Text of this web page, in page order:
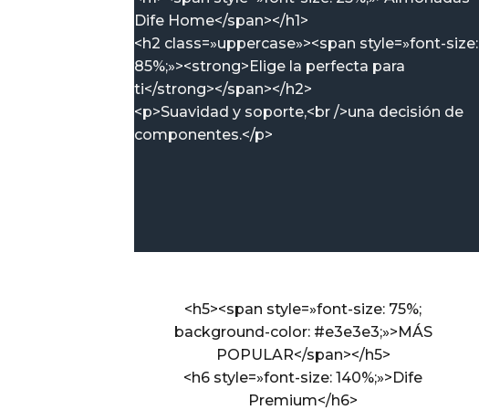
Dife Home</span></h1>
<h2 class=»uppercase»><span style=»font-size:
85%;»><strong>Elige la perfecta para
ti</strong></span></h2>
<p>Suavidad y soporte,<br />una decisión de
componentes.</p>
<h5><span style=»font-size: 75%;
background-color: #e3e3e3;»>MÁS
POPULAR</span></h5>
<h6 style=»font-size: 140%;»>Dife
Premium</h6>